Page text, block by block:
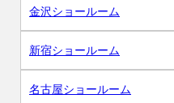
金沢ショールーム
新宿ショールーム
名古屋ショールーム